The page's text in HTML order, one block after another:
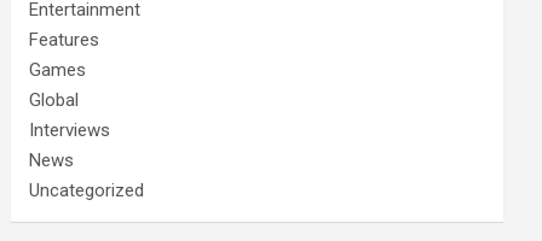
Entertainment
Features
Games
Global
Interviews
News
Uncategorized